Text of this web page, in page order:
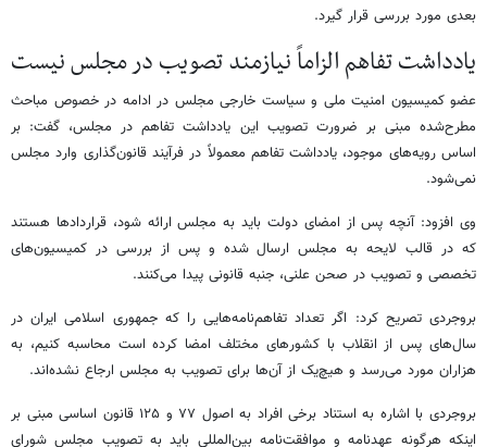
بعدی مورد بررسی قرار گیرد.
یادداشت تفاهم‌ الزاماً نیازمند تصویب در مجلس نیست
عضو کمیسیون امنیت ملی و سیاست خارجی مجلس در ادامه در خصوص مباحث
مطرح‌شده مبنی بر ضرورت تصویب این یادداشت تفاهم‌ در مجلس، گفت: بر
اساس رویه‌های موجود، یادداشت تفاهم‌ معمولاً در فرآیند قانون‌گذاری وارد مجلس
نمی‌شود.
وی افزود: آنچه پس از امضای دولت باید به مجلس ارائه شود، قراردادها هستند
که در قالب لایحه به مجلس ارسال شده و پس از بررسی در کمیسیون‌های
تخصصی و تصویب در صحن علنی، جنبه قانونی پیدا می‌کنند.
بروجردی تصریح کرد: اگر تعداد تفاهم‌نامه‌هایی را که جمهوری اسلامی ایران در
سال‌های پس از انقلاب با کشورهای مختلف امضا کرده است محاسبه کنیم، به
هزاران مورد می‌رسد و هیچ‌یک از آن‌ها برای تصویب به مجلس ارجاع نشده‌اند.
بروجردی با اشاره به استناد برخی افراد به اصول ۷۷ و ۱۲۵ قانون اساسی مبنی بر
اینکه هرگونه عهدنامه و موافقت‌نامه بین‌المللی باید به تصویب مجلس شورای